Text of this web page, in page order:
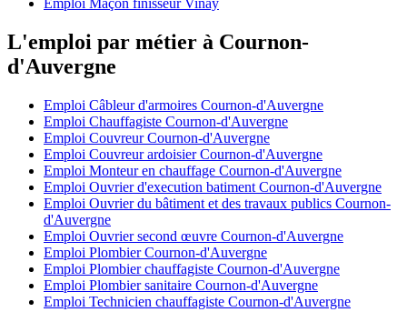
L'emploi par métier à Cournon-
d'Auvergne
Emploi Câbleur d'armoires Cournon-d'Auvergne
Emploi Chauffagiste Cournon-d'Auvergne
Emploi Couvreur Cournon-d'Auvergne
Emploi Couvreur ardoisier Cournon-d'Auvergne
Emploi Monteur en chauffage Cournon-d'Auvergne
Emploi Ouvrier d'execution batiment Cournon-d'Auvergne
Emploi Ouvrier du bâtiment et des travaux publics Cournon-
d'Auvergne
Emploi Ouvrier second œuvre Cournon-d'Auvergne
Emploi Plombier Cournon-d'Auvergne
Emploi Plombier chauffagiste Cournon-d'Auvergne
Emploi Plombier sanitaire Cournon-d'Auvergne
Emploi Technicien chauffagiste Cournon-d'Auvergne